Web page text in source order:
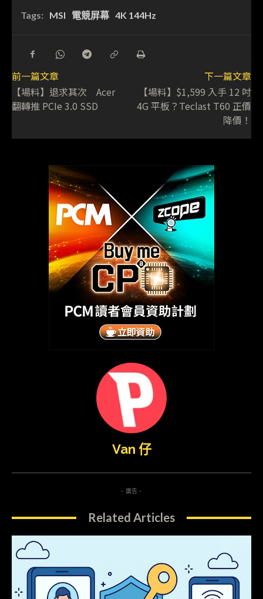
Tags: MSI 電競屏幕 4K 144Hz
前一篇文章
【場料】退求其次 Acer
翻轉推 PCIe 3.0 SSD
下一篇文章
【場料】$1,599 入手 12 吋
4G 平板？Teclast T60 正價
降價！
Van 仔
- 廣告 -
Related Articles